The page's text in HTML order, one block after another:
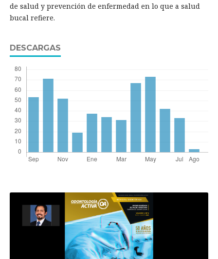
de salud y prevención de enfermedad en lo que a salud
bucal refiere.
DESCARGAS